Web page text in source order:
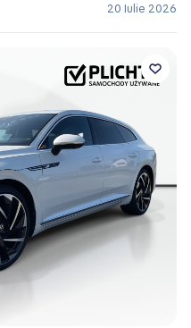
20 Iulie 2026